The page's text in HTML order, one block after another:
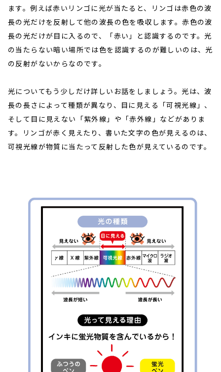
ます。例えば赤いリンゴに光が当たると、リンゴは赤色の波
長の光だけを反射して他の波長の色を吸収します。赤色の波
長の光だけが目に入るので、「赤い」と認識するのです。光
の当たらない暗い場所では色を認識するのが難しいのは、光
の反射がないからなのです。
光についてもう少しだけ詳しいお話をしましょう。光は、波
長の長さによって種類が異なり、目に見える「可視光線」、
そして目に見えない「紫外線」や「赤外線」などがありま
す。リンゴが赤く見えたり、書いた文字の色が見えるのは、
可視光線が物質に当たって反射した色が見えているのです。